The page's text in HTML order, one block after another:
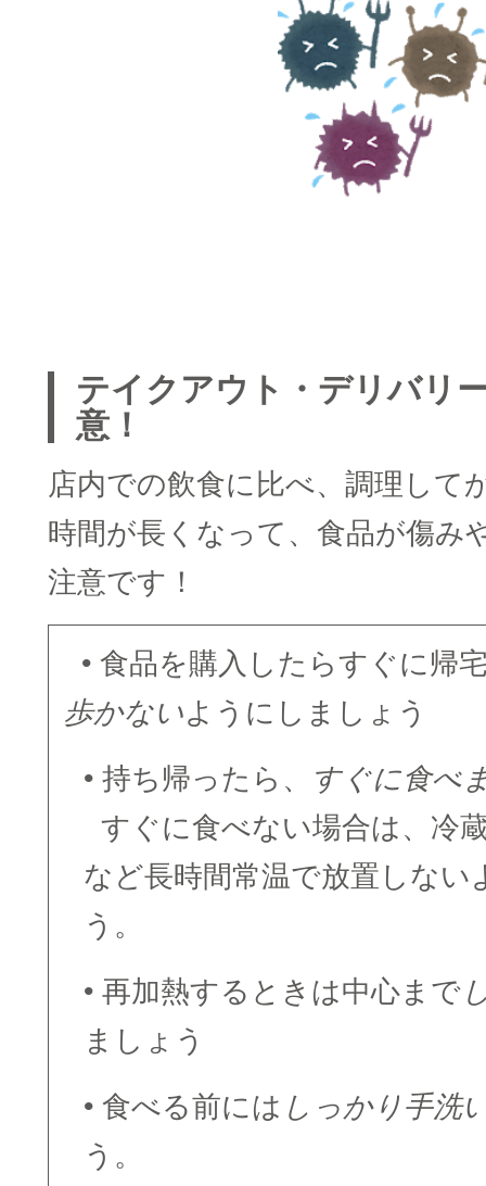
テイクアウト・デリバリ
意！
店内での飲食に比べ、調理して
時間が長くなって、食品が傷み
注意です！
• 食品を購入したらすぐに帰
歩かないようにしましょう
• 持ち帰ったら、
すぐに食べ
すぐに食べない場合は、冷
など長時間常温で放置しない
う。
• 再加熱するときは中心まで
ましょう
• 食べる前には しっかり手洗
う。